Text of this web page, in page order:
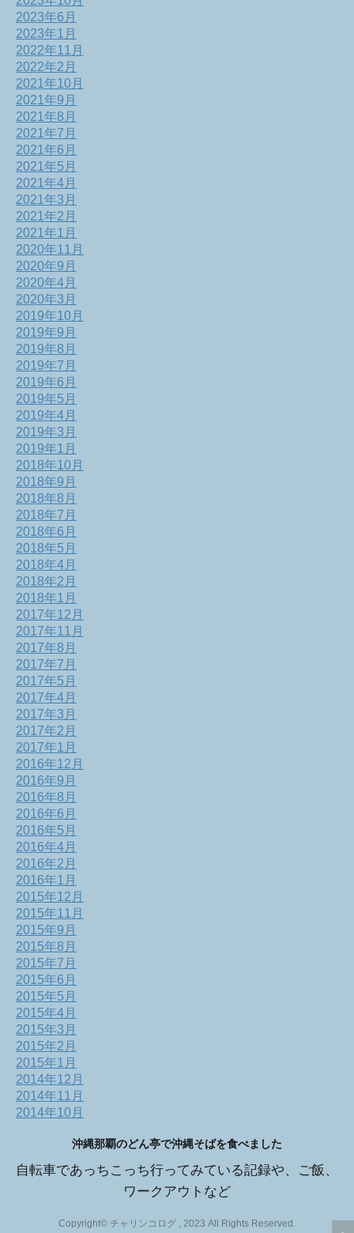
2023年6月
2023年1月
2022年11月
2022年2月
2021年10月
2021年9月
2021年8月
2021年7月
2021年6月
2021年5月
2021年4月
2021年3月
2021年2月
2021年1月
2020年11月
2020年9月
2020年4月
2020年3月
2019年10月
2019年9月
2019年8月
2019年7月
2019年6月
2019年5月
2019年4月
2019年3月
2019年1月
2018年10月
2018年9月
2018年8月
2018年7月
2018年6月
2018年5月
2018年4月
2018年2月
2018年1月
2017年12月
2017年11月
2017年8月
2017年7月
2017年5月
2017年4月
2017年3月
2017年2月
2017年1月
2016年12月
2016年9月
2016年8月
2016年6月
2016年5月
2016年4月
2016年2月
2016年1月
2015年12月
2015年11月
2015年9月
2015年8月
2015年7月
2015年6月
2015年5月
2015年4月
2015年3月
2015年2月
2015年1月
2014年12月
2014年11月
2014年10月
沖縄那覇のどん亭で沖縄そばを食べました
自転車であっちこっち行ってみている記録や、ご飯、
ワークアウトなど
Copyright© チャリンコログ , 2023 All Rights Reserved.